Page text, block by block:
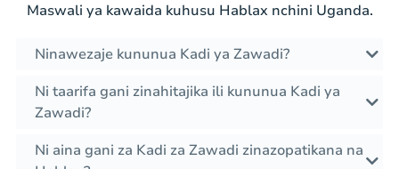
Maswali ya kawaida kuhusu Hablax nchini Uganda.
Ninawezaje kununua Kadi ya Zawadi?
Ni taarifa gani zinahitajika ili kununua Kadi ya
Zawadi?
Ni aina gani za Kadi za Zawadi zinazopatikana na